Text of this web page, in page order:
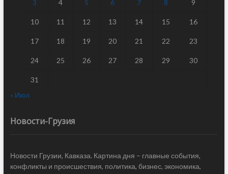
3 4 5 6 7 8 9
10 11 12 13 14 15 16
17 18 19 20 21 22 23
24 25 26 27 28 29 30
31
« Июл
Новости-Грузия
Новости Грузии, Кавказа. Картина дня – главные события,
конфликты и происшествия, политика, бизнес, экономика,